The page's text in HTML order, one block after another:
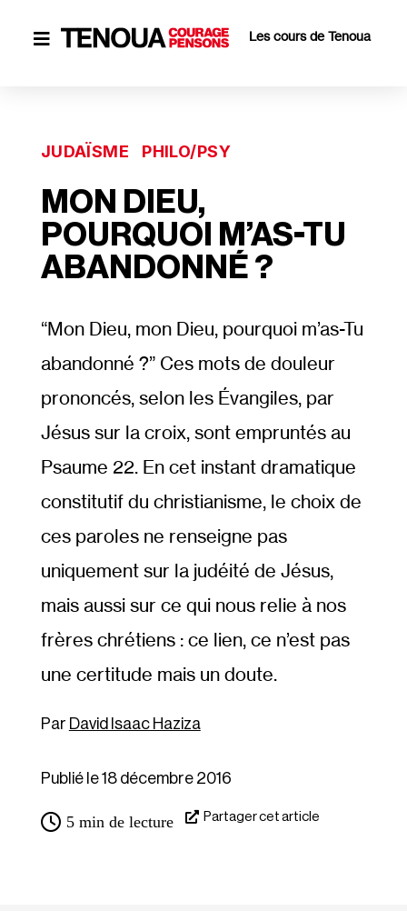
 Les cours de Tenoua
JUDAÏSME PHILO/PSY
MON DIEU,
POURQUOI M’AS-TU
ABANDONNÉ ?
“Mon Dieu, mon Dieu, pourquoi m’as-Tu
abandonné ?” Ces mots de douleur
prononcés, selon les Évangiles, par
Jésus sur la croix, sont empruntés au
Psaume 22. En cet instant dramatique
constitutif du christianisme, le choix de
ces paroles ne renseigne pas
uniquement sur la judéité de Jésus,
mais aussi sur ce qui nous relie à nos
frères chrétiens : ce lien, ce n’est pas
une certitude mais un doute.
David Isaac Haziza
Publié le 18 décembre 2016
5 min de lecture Partager cet article